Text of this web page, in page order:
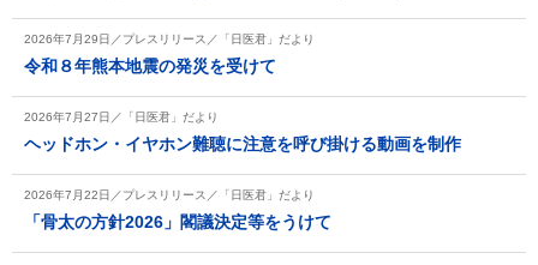
2026年7月29日／プレスリリース／「日医君」だより
令和８年熊本地震の発災を受けて
2026年7月27日／「日医君」だより
ヘッドホン・イヤホン難聴に注意を呼び掛ける動画を制作
2026年7月22日／プレスリリース／「日医君」だより
「骨太の方針2026」閣議決定等をうけて